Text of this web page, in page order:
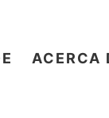
ACERCA